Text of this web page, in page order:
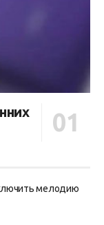
мелодию